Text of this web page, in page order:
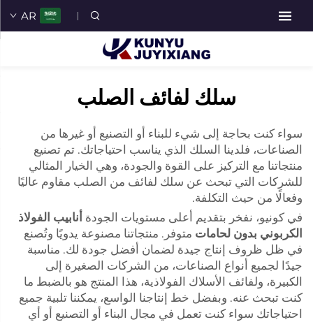
AR
سلك لفائف الصلب
سواء كنت بحاجة إلى شيء للبناء أو التصنيع أو غيرها من
الصناعات، فلدينا السلك الذي يناسب احتياجاتك. تم تصنيع
منتجاتنا مع التركيز على القوة والجودة، وهي الخيار المثالي
للشركات التي تبحث عن سلك لفائف من الصلب مقاوم عاليًا
وفعالًا من حيث التكلفة.
في كونيو، نفخر بتقديم أعلى مستويات الجودة أنابيب الفولاذ
الكربوني بدون لحامات متوفر. منتجاتنا مصنوعة يدويًا وتُصنع
في ظل ظروف إنتاج جيدة لضمان أفضل جودة لك. مناسبة
جيدًا لجميع أنواع الصناعات، من الشركات الصغيرة إلى
الكبيرة، ولفائف الأسلاك الفولاذية، هذا المنتج هو بالضبط ما
كنت تبحث عنه. وبفضل خط إنتاجنا الواسع، يمكننا تلبية جميع
احتياجاتك سواء كنت تعمل في مجال البناء أو التصنيع أو أي